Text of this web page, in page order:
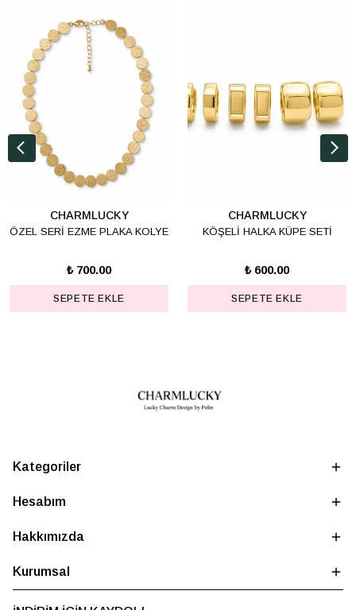
CHARMLUCKY
ÖZEL SERİ EZME PLAKA KOLYE
₺ 700.00
SEPETE EKLE
CHARMLUCKY
KÖŞELİ HALKA KÜPE SETİ
₺ 600.00
SEPETE EKLE
Kategoriler
Hesabım
Hakkımızda
Kurumsal